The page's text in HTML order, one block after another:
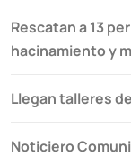
Rescatan a 13
hacinamiento y
Llegan talleres
Noticiero